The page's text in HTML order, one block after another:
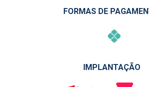
FORMAS DE
IMPLANTAÇÃO